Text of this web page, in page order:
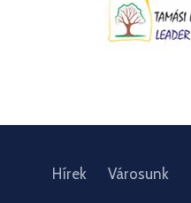
Hírek Városunk